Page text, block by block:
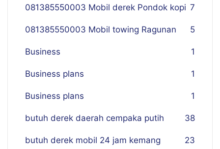
081385550003 Mobil derek Pondok kopi 7
081385550003 Mobil towing Ragunan 5
Business 1
Business plans 1
Business plans 1
butuh derek daerah cempaka putih 38
butuh derek mobil 24 jam kemang 23